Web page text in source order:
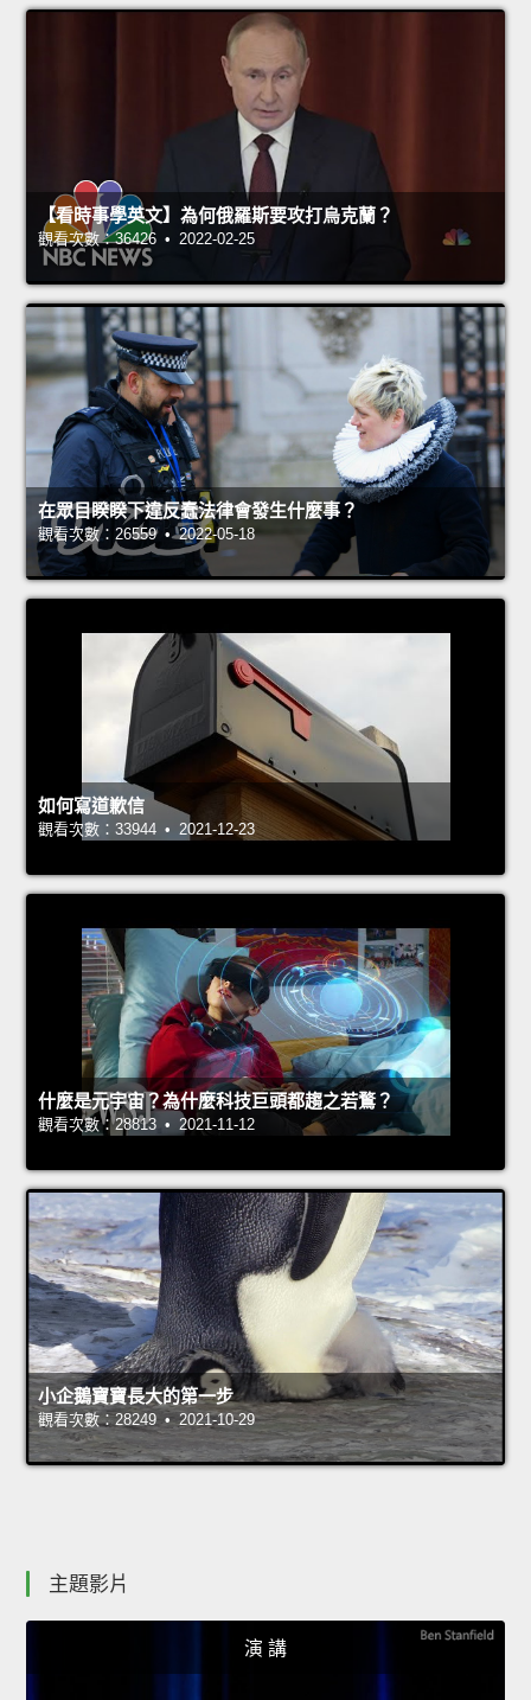
【看時事學英文】為何俄羅斯要攻打烏克蘭？
觀看次數：36426 • 2022-02-25
在眾目睽睽下違反蠢法律會發生什麼事？
觀看次數：26559 • 2022-05-18
如何寫道歉信
觀看次數：33944 • 2021-12-23
什麼是元宇宙？為什麼科技巨頭都趨之若鶩？
觀看次數：28813 • 2021-11-12
小企鵝寶寶長大的第一步
觀看次數：28249 • 2021-10-29
主題影片
演 講